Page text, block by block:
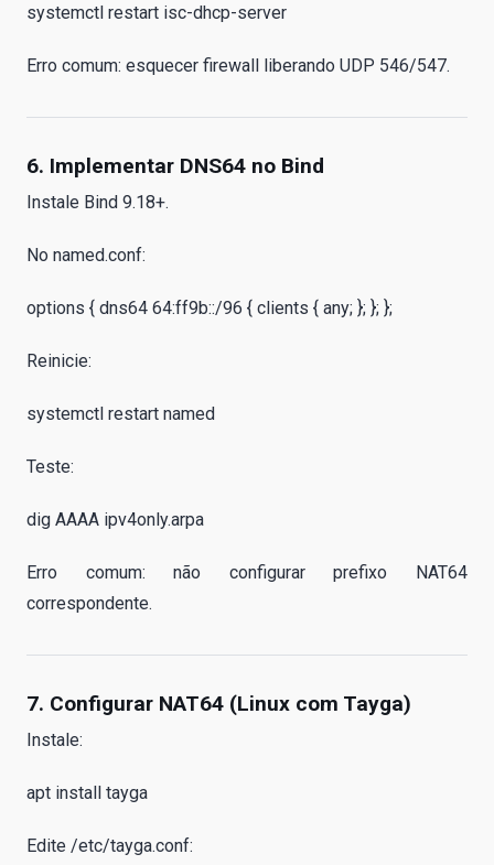
systemctl restart isc-dhcp-server
Erro comum: esquecer firewall liberando UDP 546/547.
6. Implementar DNS64 no Bind
Instale Bind 9.18+.
No named.conf:
options { dns64 64:ff9b::/96 { clients { any; }; }; };
Reinicie:
systemctl restart named
Teste:
dig AAAA ipv4only.arpa
Erro comum: não configurar prefixo NAT64
correspondente.
7. Configurar NAT64 (Linux com Tayga)
Instale:
apt install tayga
Edite /etc/tayga.conf: